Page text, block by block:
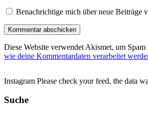
Benachrichtige mich über neue Beiträge
Diese Website verwendet Akismet, um Spam
wie deine Kommentardaten verarbeitet
Instagram Please check your feed, the data
Suche